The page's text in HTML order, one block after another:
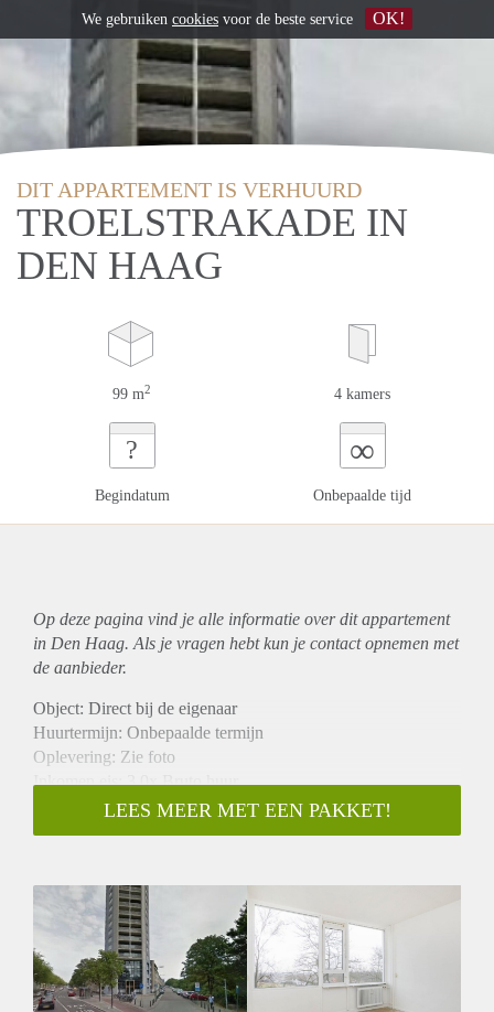
DIT APPARTEMENT IS VERHUURD
TROELSTRAKADE IN
DEN HAAG
99 m2 4 kamers
?
Begindatum
∞
Onbepaalde tijd
Op deze pagina vind je alle informatie over ditappartement
in Den Haag. Als je vragen hebt kun je contact opnemen met
de aanbieder.
Object: Direct bij de eigenaar
Huurtermijn: Onbepaalde termijn
Oplevering: Zie foto
Inkomen eis: 3,0x Bruto huur
Garantiestelling mogelijk: Ja
Borg: 1 Maand
Huisdieren toegestaan: Afhankelijk van de Eigenaar
Huurtoeslag grens: Nee
Geschikt voor studenten: Afhankelijk van de Eigenaar
LEES MEER MET EEN PAKKET!
We gebruiken cookies voor de beste service OK!